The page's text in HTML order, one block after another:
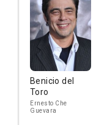
Benicio del
Toro
Ernesto Che
Guevara